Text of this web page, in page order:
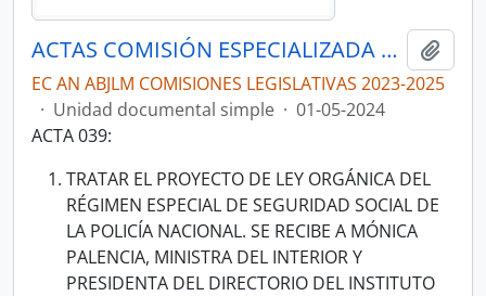
ACTAS COMISIÓN ESPECIALIZADA PERMANENTE DEL DERECHO AL TRABAJO Y A LA SEGURIDAD SOCIAL
EC AN ABJLM COMISIONES LEGISLATIVAS 2023-2025
· Unidad documental simple · 01-05-2024
ACTA 039:
TRATAR EL PROYECTO DE LEY ORGÁNICA DEL
RÉGIMEN ESPECIAL DE SEGURIDAD SOCIAL DE
LA POLICÍA NACIONAL. SE RECIBE A MÓNICA
PALENCIA, MINISTRA DEL INTERIOR Y
PRESIDENTA DEL DIRECTORIO DEL INSTITUTO